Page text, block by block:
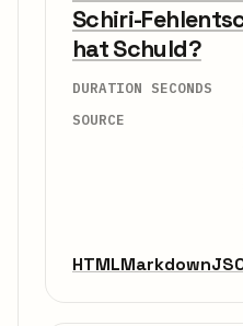
Schiri-
hat Schuld?
DURATION SECONDS
SOURCE
HTMLMarkdown